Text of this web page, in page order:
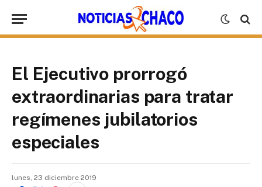
El Ejecutivo prorrogó
extraordinarias para tratar
regímenes jubilatorios
especiales
lunes, 23 diciembre 2019